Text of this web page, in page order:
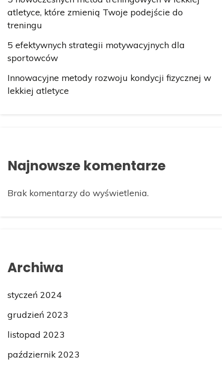
atletyce, które zmienią Twoje podejście do
treningu
5 efektywnych strategii motywacyjnych dla
sportowców
Innowacyjne metody rozwoju kondycji fizycznej w
lekkiej atletyce
Najnowsze komentarze
Brak komentarzy do wyświetlenia.
Archiwa
styczeń 2024
grudzień 2023
listopad 2023
październik 2023